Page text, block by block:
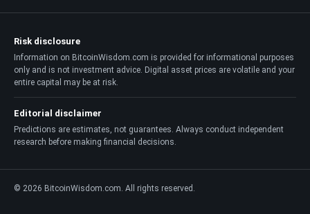
Risk disclosure
Information on BitcoinWisdom.com is provided for informational purposes
only and is not investment advice. Digital asset prices are volatile and your
entire capital may be at risk.
Editorial disclaimer
Predictions are estimates, not guarantees. Always conduct independent
research before making financial decisions.
© 2026 BitcoinWisdom.com. All rights reserved.